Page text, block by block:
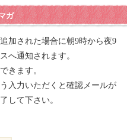
ガ
加された場合に朝9時から夜9
へ通知されます。
きます。
入力いただくと確認メールが
して下さい。